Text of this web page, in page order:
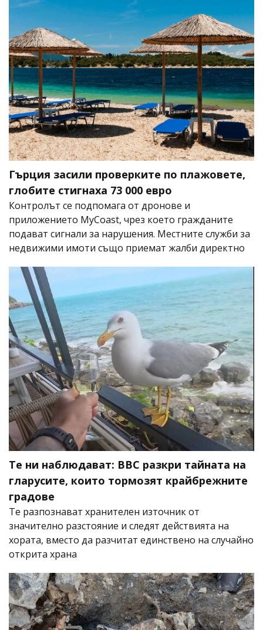
Гърция засили проверките по плажовете,
глобите стигнаха 73 000 евро
Контролът се подпомага от дронове и
приложението MyCoast, чрез което гражданите
подават сигнали за нарушения. Местните служби за
недвижими имоти също приемат жалби директно
Те ни наблюдават: BBC разкри тайната на
гларусите, които тормозят крайбрежните
градове
Те разпознават хранителен източник от
значително разстояние и следят действията на
хората, вместо да разчитат единствено на случайно
открита храна